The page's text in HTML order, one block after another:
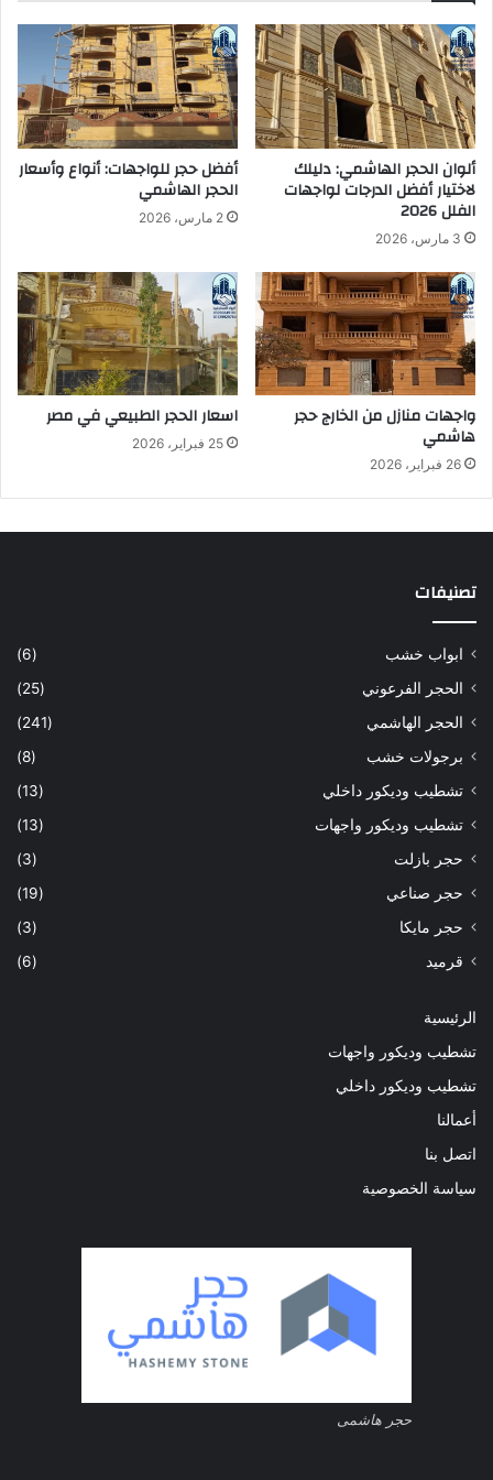
خ
ا
م
س
ي
م
د
ي
ن
ة
ا
ل
ر
و
ق
ألوان الحجر الهاشمي: دليلك
لاختيار أفضل الدرجات لواجهات
الفلل 2026
3 مارس، 2026
أفضل حجر للواجهات: أنواع وأسعار
الحجر الهاشمي
2 مارس، 2026
واجهات منازل من الخارج حجر
هاشمي
26 فبراير، 2026
اسعار الحجر الطبيعي في مصر
25 فبراير، 2026
تصنيفات
ابواب خشب
(6)
الحجر الفرعوني
(25)
الحجر الهاشمي
(241)
برجولات خشب
(8)
تشطيب وديكور داخلي
(13)
تشطيب وديكور واجهات
(13)
حجر بازلت
(3)
حجر صناعي
(19)
حجر مايكا
(3)
قرميد
(6)
الرئيسية
تشطيب وديكور واجهات
تشطيب وديكور داخلي
أعمالنا
اتصل بنا
سياسة الخصوصية
حجر هاشمى